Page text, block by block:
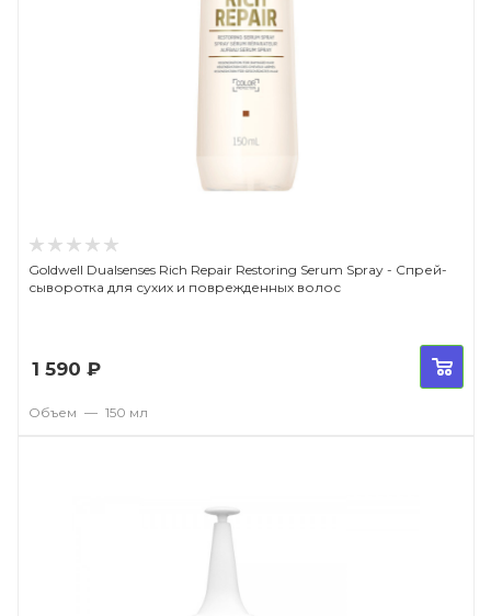
Goldwell Dualsenses Rich Repair Restoring Serum Spray - Cпрей-
сыворотка для сухих и поврежденных волос
1 590 ₽
Объем — 150 мл